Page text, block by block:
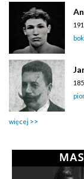
więcej